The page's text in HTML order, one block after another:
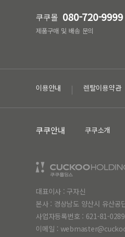
쿠쿠몰 080-720-9999
제품구매 및 배송 문의
이용안내 렌탈이용약관
쿠쿠안내 쿠쿠소개
대표이사 : 구자신
본사 : 경상남도 양산시 유산공
사업자등록번호 : 621-81-
이메일 :